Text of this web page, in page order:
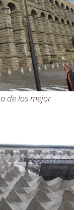
de los mejor